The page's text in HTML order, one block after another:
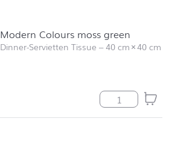
Modern Colours moss green
Dinner-Servietten Tissue –40 cm×40 cm
Modern